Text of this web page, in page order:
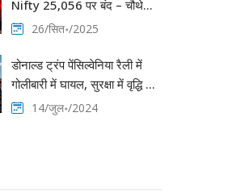
Nifty 25,056 पर बंद – चौथे
दिन का बाजार तनाव
26/सित॰/2025
डोनाल्ड ट्रंप पेंसिल्वेनिया रैली में
गोलीबारी में घायल, सुरक्षा में वृद्धि की
मांग 14/जुल॰/2024